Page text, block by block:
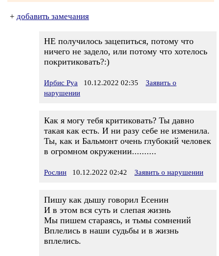
+ добавить замечания
НЕ получилось зацепиться, потому что
ничего не задело, или потому что хотелось
покритиковать?:)
Ирбис Руа 10.12.2022 02:35
Заявить о
нарушении
Как я могу тебя критиковать? Ты давно
такая как есть. И ни разу себе не изменила.
Ты, как и Бальмонт очень глубокий человек
в огромном окружении..........
Рослин 10.12.2022 02:42 Заявить о нарушении
Пишу как дышу говорил Есенин
И в этом вся суть и слепая жизнь
Мы пишем стараясь, и тьмы сомнений
Вплелись в наши судьбы и в жизнь
вплелись.